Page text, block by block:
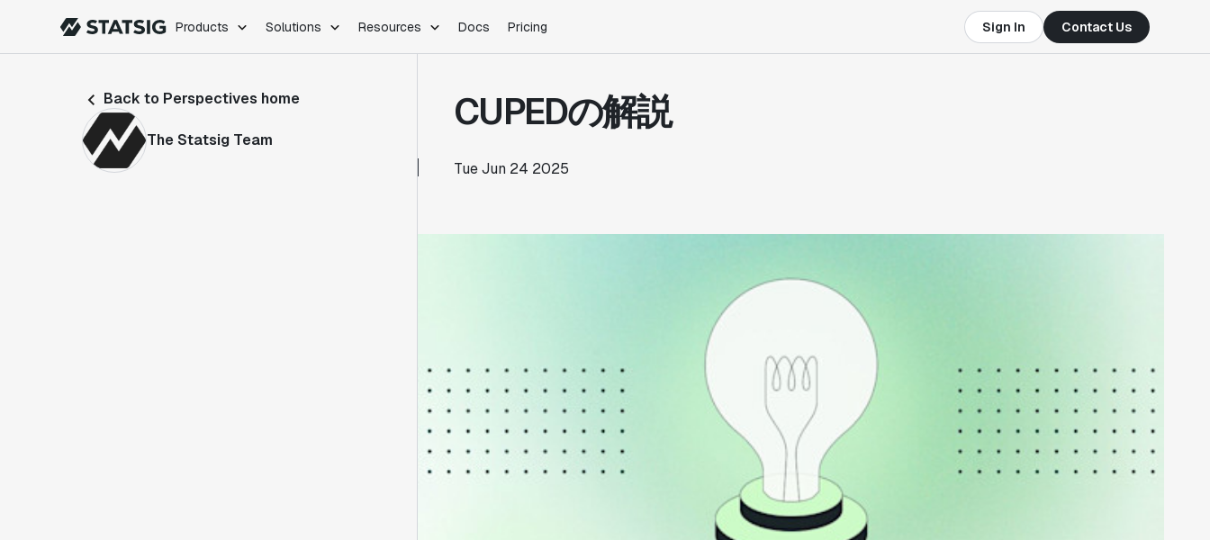
Products Solutions Resources Docs Pricing Sign In Contact Us
Feature Flags
Warehouse Native
Integrations
Product Management
Gaming
Customer Stories
Partner Program
Support
Statsig University
Back to Perspectives home
The Statsig Team
CUPEDの解説
Tue Jun 24 2025